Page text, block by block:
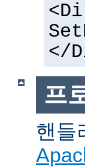
</
프
핸들